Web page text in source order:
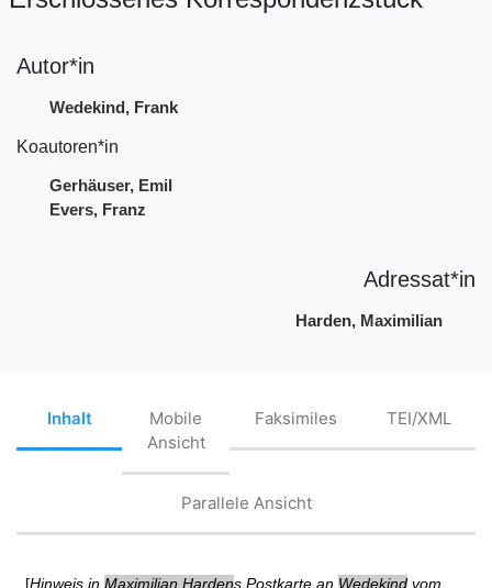
Autor*in
Wedekind, Frank
Koautoren*in
Gerhäuser, Emil
Evers, Franz
Adressat*in
Harden, Maximilian
Inhalt
Mobile
Ansicht
Faksimiles TEI/XML
Parallele Ansicht
[Hinweis in Maximilian Hardens Postkarte an Wedekindvom